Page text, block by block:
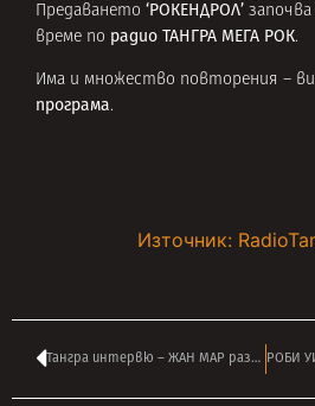
Предаването ‘РОКЕНДРОЛ’ започва
време по радио ТАНГРА МЕГА РОК.
Има и множество повторения –
програма.
Източник:
Тангра интервю – ЖАН МАР разказва за предстоящия си първи албум